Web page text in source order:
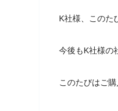
K社様、このた
今後もK社様の
このたびはご